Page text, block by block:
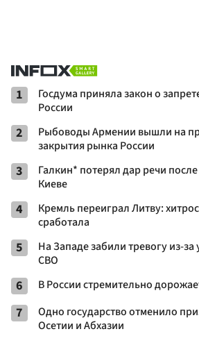
1
Госдума приняла закон о
России
2
Рыбоводы Армении вышли на
закрытия рынка России
3
Галкин* потерял дар речи
Киеве
4
Кремль переиграл Литву:
сработала
5
На Западе забили тревогу из-
СВО
6 В России стремительно
7
Одно государство отменило
Осетии и Абхазии